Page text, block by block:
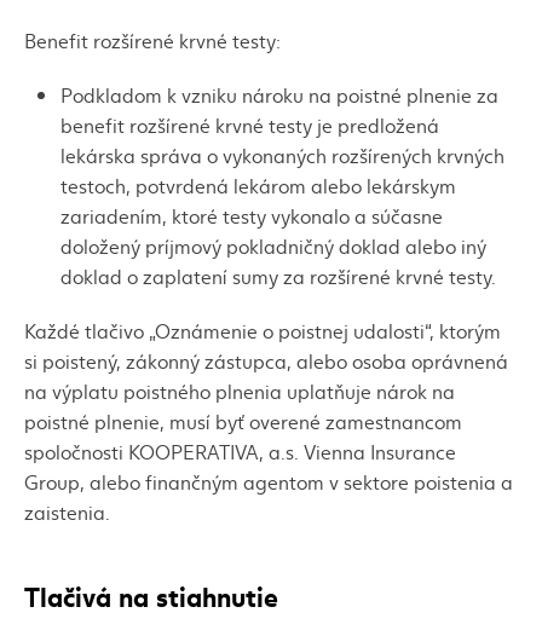
Benefit rozšírené krvné testy:
Podkladom k vzniku nároku na poistné plnenie za
benefit rozšírené krvné testy je predložená
lekárska správa o vykonaných rozšírených krvných
testoch, potvrdená lekárom alebo lekárskym
zariadením, ktoré testy vykonalo a súčasne
doložený príjmový pokladničný doklad alebo iný
doklad o zaplatení sumy za rozšírené krvné testy.
Každé tlačivo „Oznámenie o poistnej udalosti“, ktorým
si poistený, zákonný zástupca, alebo osoba oprávnená
na výplatu poistného plnenia uplatňuje nárok na
poistné plnenie, musí byť overené zamestnancom
spoločnosti KOOPERATIVA, a.s. Vienna Insurance
Group, alebo finančným agentom v sektore poistenia a
zaistenia.
Tlačivá na stiahnutie